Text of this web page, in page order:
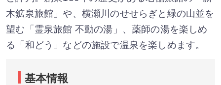
木鉱泉旅館」や、横瀬川のせせらぎと緑の山並を
望む「霊泉旅館 不動の湯」、薬師の湯を楽しめ
る「和どう」などの施設で温泉を楽しめます。
基本情報